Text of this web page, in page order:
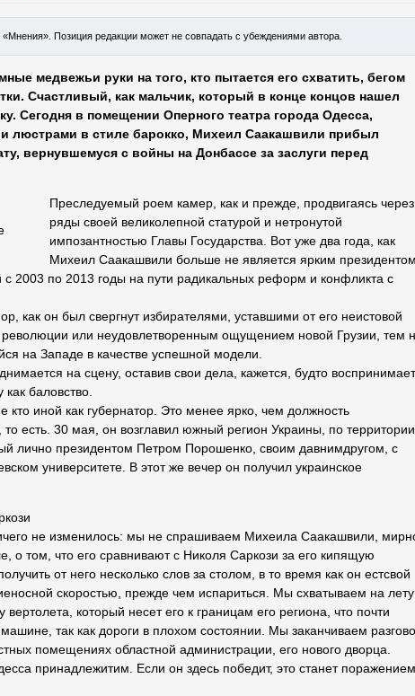
«Мнения». Позиция редакции может не совпадать с убеждениями автора.
медвежьи руки на того, кто пытается его схватить, бегом
Счастливый, как мальчик, который в конце концов нашел
Сегодня в помещении Оперного театра города Одесса,
люстрами в стиле барокко, Михеил Саакашвили прибыл
вернувшемуся с войны на Донбассе за заслуги перед
Преследуемый роем камер, как и прежде, продвигаясь через
ряды своей великолепной статурой и нетронутой
импозантностью Главы Государства. Вот уже два года, как
Михеил Саакашвили больше не является ярким
с 2003 по 2013 годы на пути радикальных реформ и конфликта с
как он был свергнут избирателями, уставшими от его неистовой
революции или неудовлетворенным ощущением новой Грузии, тем
на Западе в качестве успешной модели.
на сцену, оставив свои дела, кажется, будто воспринимает
баловство.
иной как губернатор. Это менее ярко, чем должность
то есть. 30 мая, он возглавил южный регион Украины, по
лично президентом Петром Порошенко, своим давнимдругом, с
университете. В этот же вечер он получил украинское
не изменилось: мы не спрашиваем Михеила Саакашвили,
о том, что его сравнивают с Николя Саркози за его кипящую
от него несколько слов за столом, в то время как он естсвой
скоростью, прежде чем испариться. Мы схватываем на лету
вертолета, который несет его к границам его региона, что почти
так как дороги в плохом состоянии. Мы заканчиваем
помещениях областной администрации, его нового дворца.
принадлежитим. Если он здесь победит, это станет поражением